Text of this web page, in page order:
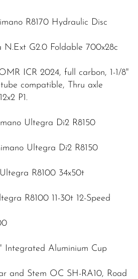
R8170 Hydraulic Disc
N.Ext G2.0 Foldable 700x28c
ICR 2024, full carbon, 1-1/8"
compatible, Thru axle
P1.
Ultegra Di2 R8150
Ultegra Di2 R8150
R8100 34x50t
R8100 11-30t 12-Speed
Integrated Aluminium Cup
and Stem OC SH-RA10, Road